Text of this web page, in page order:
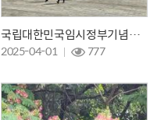
국립대한민국임시정부기념관 단체 참배
2025-04-01
777